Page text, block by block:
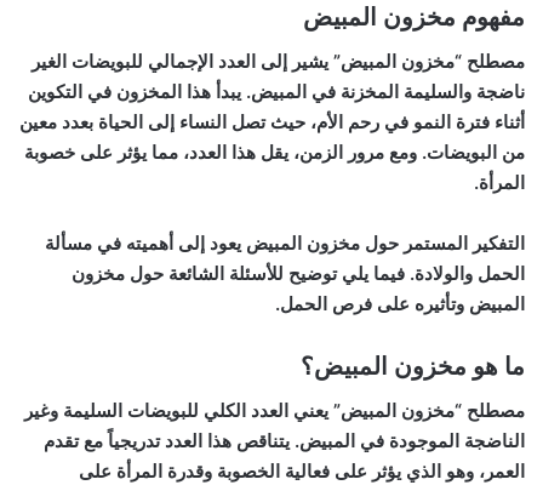
مفهوم مخزون المبيض
مصطلح “مخزون المبيض” يشير إلى العدد الإجمالي للبويضات الغير
ناضجة والسليمة المخزنة في المبيض. يبدأ هذا المخزون في التكوين
أثناء فترة النمو في رحم الأم، حيث تصل النساء إلى الحياة بعدد معين
من البويضات. ومع مرور الزمن، يقل هذا العدد، مما يؤثر على خصوبة
المرأة.
التفكير المستمر حول مخزون المبيض يعود إلى أهميته في مسألة
الحمل والولادة. فيما يلي توضيح للأسئلة الشائعة حول مخزون
المبيض وتأثيره على فرص الحمل.
ما هو مخزون المبيض؟
مصطلح “مخزون المبيض” يعني العدد الكلي للبويضات السليمة وغير
الناضجة الموجودة في المبيض. يتناقص هذا العدد تدريجياً مع تقدم
العمر، وهو الذي يؤثر على فعالية الخصوبة وقدرة المرأة على